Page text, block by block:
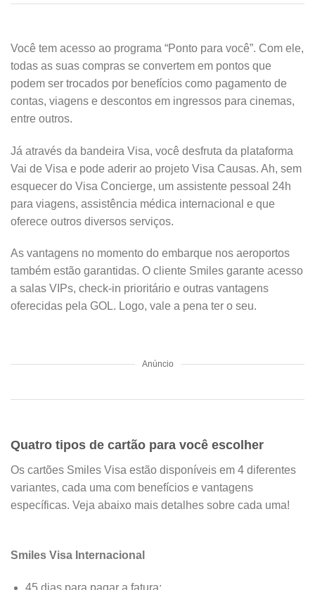
Você tem acesso ao programa “Ponto para você”. Com ele,
todas as suas compras se convertem em pontos que
podem ser trocados por benefícios como pagamento de
contas, viagens e descontos em ingressos para cinemas,
entre outros.
Já através da bandeira Visa, você desfruta da plataforma
Vai de Visa e pode aderir ao projeto Visa Causas. Ah, sem
esquecer do Visa Concierge, um assistente pessoal 24h
para viagens, assistência médica internacional e que
oferece outros diversos serviços.
As vantagens no momento do embarque nos aeroportos
também estão garantidas. O cliente Smiles garante acesso
a salas VIPs, check-in prioritário e outras vantagens
oferecidas pela GOL. Logo, vale a pena ter o seu.
Anúncio
Quatro tipos de cartão para você escolher
Os cartões Smiles Visa estão disponíveis em 4 diferentes
variantes, cada uma com benefícios e vantagens
específicas. Veja abaixo mais detalhes sobre cada uma!
Smiles Visa Internacional
45 dias para pagar a fatura;